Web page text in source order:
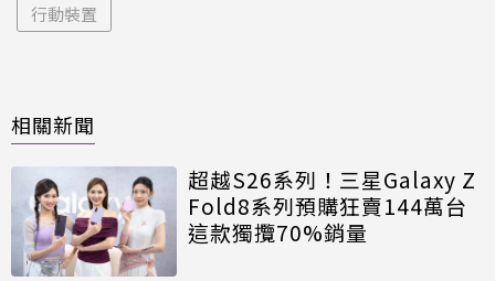
行動裝置
相關新聞
超越S26系列！三星Galaxy Z
Fold8系列預購狂賣144萬台
這款獨攬70%銷量